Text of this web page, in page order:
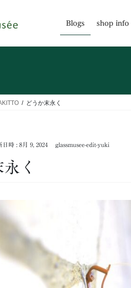
Blogs shop info
どうか末永く
日時 : 8月 9, 2024 glassmusee-edit-yuki
く